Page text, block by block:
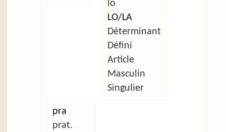
lo
LO/LA
Déterminant
Défini
Article
Masculin
Singulier
pra
prat.